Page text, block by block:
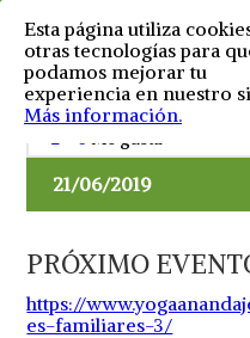
Sin comentarios
0 Me gusta
21/06/2019
PRÓXIMO
https://
es-familiares-3/
Esta página utiliza
otras tecnologías para
podamos mejorar tu
experiencia en nuestro
Más información.